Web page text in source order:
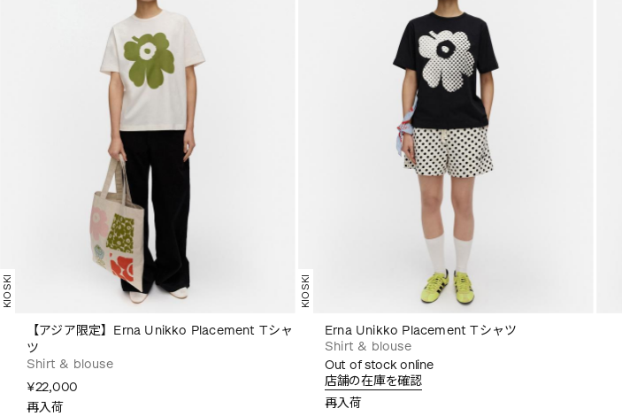
KIOSKI
【アジア限定】Erna Unikko Placement Tシャ
ツ
Shirt & blouse
¥22,000
再入荷
KIOSKI
Erna Unikko Placement Tシャツ
Shirt & blouse
Out of stock online
店舗の在庫を確認
再入荷